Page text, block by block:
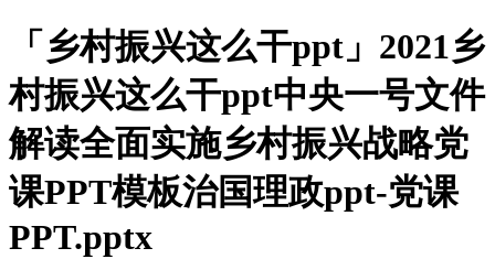
「乡村振兴这么干ppt」2021乡
村振兴这么干ppt中央一号文件
解读全面实施乡村振兴战略党
课PPT模板治国理政ppt-党课
PPT.pptx